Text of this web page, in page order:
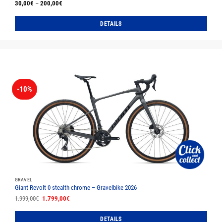
30,00€ – 200,00€
DETAILS
auf.
Die
Produktseite
-10%
GRAVEL
Giant Revolt 0 stealth chrome – Gravelbike 2026
1.999,00€ Ursprünglicher
war:
1.799,00€Aktueller
ist:
DETAILS